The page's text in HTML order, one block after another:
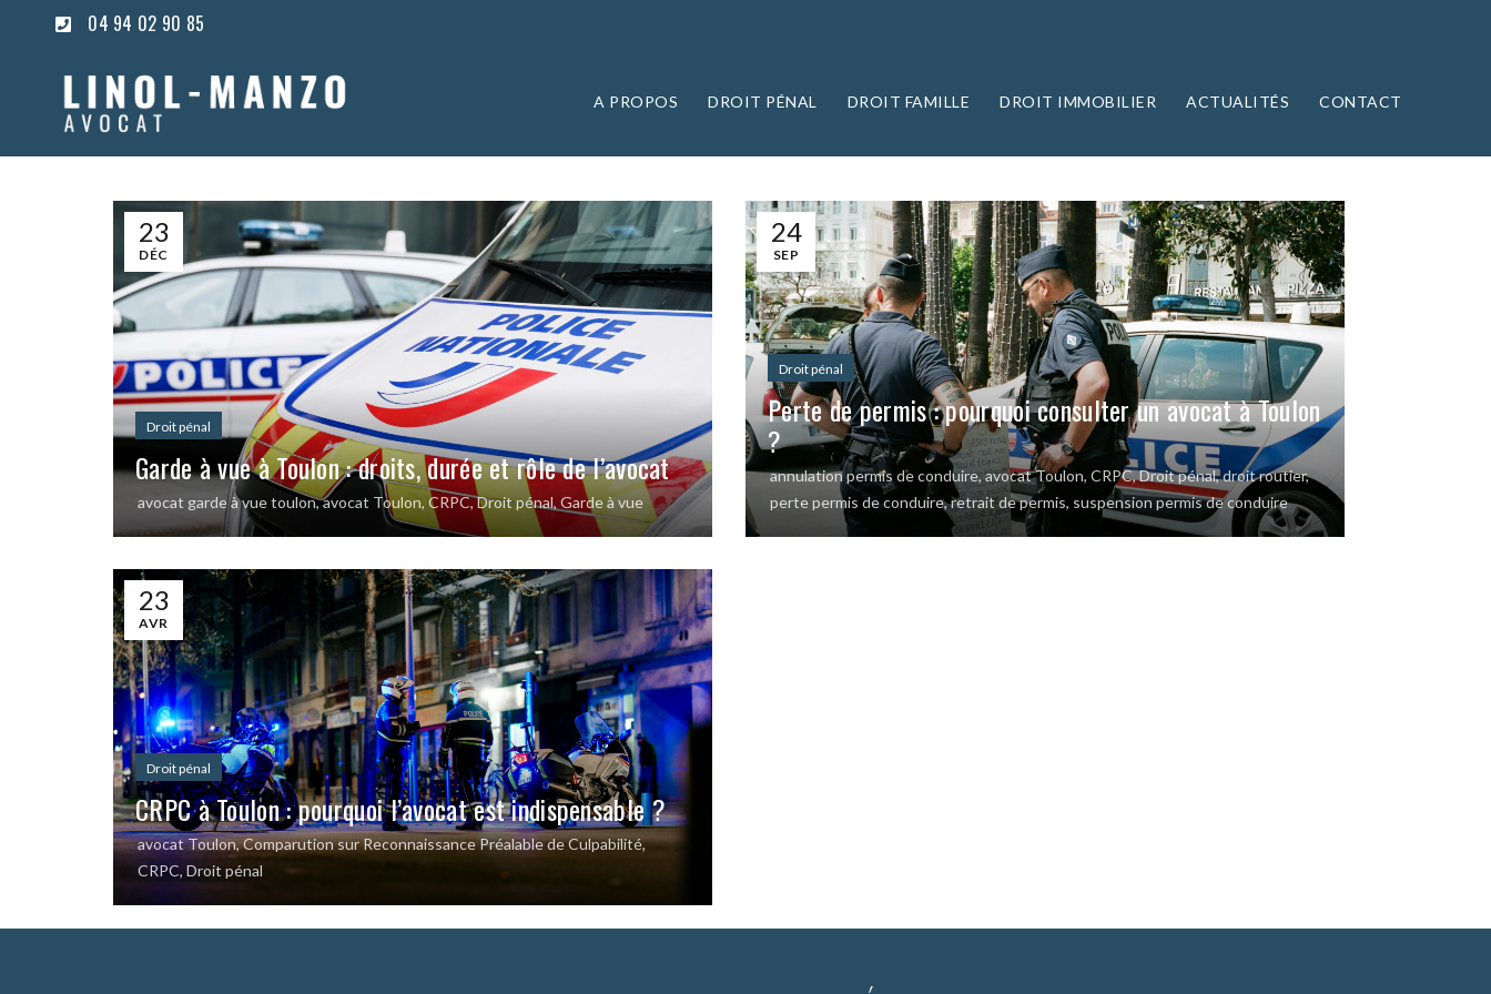
04 94 02 90 85
A PROPOS DROIT PÉNAL DROIT FAMILLE DROIT IMMOBILIER ACTUALITÉS CONTACT
23
DÉC
Droit pénal
Garde à vue à Toulon : droits, durée et rôle de l’avocat
avocat garde à vue toulon,avocat Toulon,CRPC,Droit pénal, Garde à vue
24
SEP
Droit pénal
Perte de permis : pourquoi consulter un avocat à Toulon
?
annulation permis de conduire,avocat Toulon, CRPC,Droit pénal,droit routier,
perte permis de conduire,retrait de permis, suspension permis de conduire
23
AVR
Droit pénal
CRPC à Toulon : pourquoi l’avocat est indispensable ?
avocat Toulon,Comparution sur Reconnaissance Préalable de Culpabilité,
CRPC, Droit pénal